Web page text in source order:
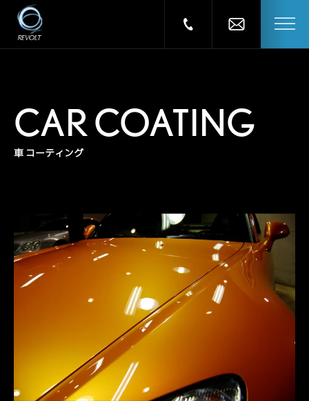
CAR COATING
車 コーティング